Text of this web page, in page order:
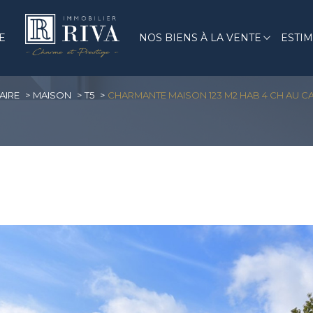
NOS BIENS À LA VENTE
Biens modernes
Voir les0annonces
MAISON T5 CHARMANTE MAISON 123 M2 HAB 4 CH AU